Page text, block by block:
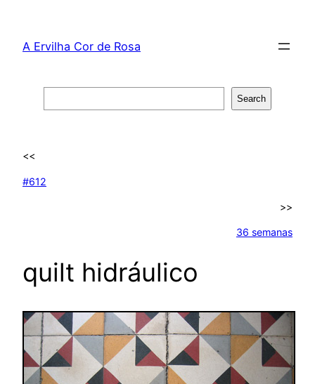
content
A Ervilha Cor de Rosa
Search
<<
#612
>>
36 semanas
quilt hidráulico